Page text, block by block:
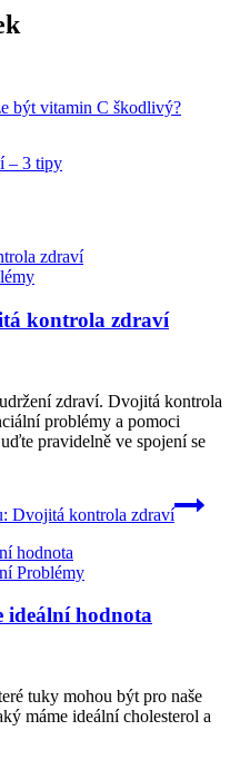
být vitamin C škodlivý?
– 3 tipy
kontrola zdraví
zdraví. Dvojitá kontrola
problémy a pomoci
pravidelně ve spojení se
Dvojitá kontrola zdraví
Problémy
ideální hodnota
tuky mohou být pro naše
máme ideální cholesterol a